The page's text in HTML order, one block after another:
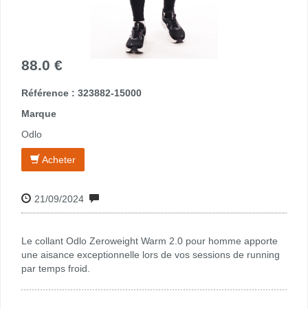
88.0 €
Référence : 323882-15000
Marque
Odlo
Acheter
21/09/2024
Le collant Odlo Zeroweight Warm 2.0 pour homme apporte
une aisance exceptionnelle lors de vos sessions de running
par temps froid.